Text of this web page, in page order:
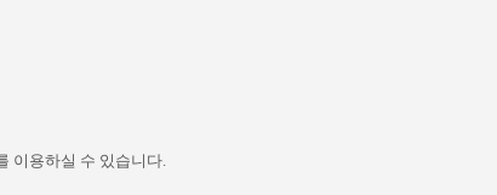
이용하실 수 있습니다.